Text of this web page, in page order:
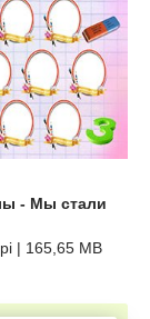
- Мы стали
| 165,65 MB